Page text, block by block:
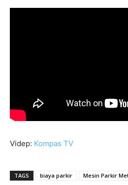
Videp: Kompas TV
TAGS biaya parkir Mesin Parkir